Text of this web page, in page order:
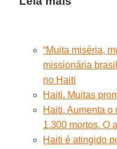
“Muita miséria,
missionária
no Haiti
Haiti. Muitas
Haiti. Aumenta o
1.300 mortos. O
Haiti é atingido